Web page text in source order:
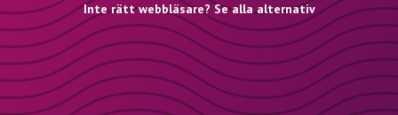
Inte rätt webbläsare? Se alla alternativ